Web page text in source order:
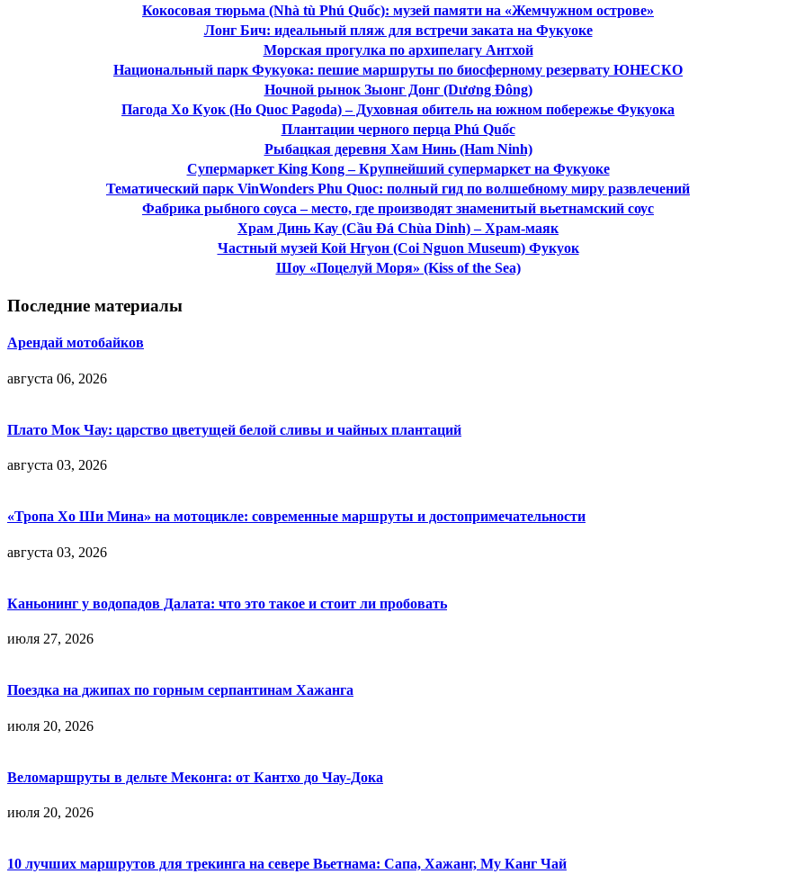
Кокосовая тюрьма (Nhà tù Phú Quốc): музей памяти на «Жемчужном острове»
Лонг Бич: идеальный пляж для встречи заката на Фукуоке
Морская прогулка по архипелагу Антхой
Национальный парк Фукуока: пешие маршруты по биосферному резервату ЮНЕСКО
Ночной рынок Зыонг Донг (Dương Đông)
Пагода Хо Куок (Ho Quoc Pagoda) – Духовная обитель на южном побережье Фукуока
Плантации черного перца Phú Quốc
Рыбацкая деревня Хам Нинь (Ham Ninh)
Супермаркет King Kong – Крупнейший супермаркет на Фукуоке
Тематический парк VinWonders Phu Quoc: полный гид по волшебному миру развлечений
Фабрика рыбного соуса – место, где производят знаменитый вьетнамский соус
Храм Динь Кау (Cầu Đá Chùa Dinh) – Храм-маяк
Частный музей Кой Нгуон (Coi Nguon Museum) Фукуок
Шоу «Поцелуй Моря» (Kiss of the Sea)
Последние материалы
Арендай мотобайков
августа 06, 2026
Плато Мок Чау: царство цветущей белой сливы и чайных плантаций
августа 03, 2026
«Тропа Хо Ши Мина» на мотоцикле: современные маршруты и достопримечательности
августа 03, 2026
Каньонинг у водопадов Далата: что это такое и стоит ли пробовать
июля 27, 2026
Поездка на джипах по горным серпантинам Хажанга
июля 20, 2026
Веломаршруты в дельте Меконга: от Кантхо до Чау-Дока
июля 20, 2026
10 лучших маршрутов для трекинга на севере Вьетнама: Сапа, Хажанг, Му Канг Чай